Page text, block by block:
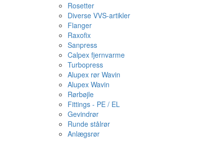
Rosetter
Diverse VVS-artikler
Flanger
Raxofix
Sanpress
Calpex fjernvarme
Turbopress
Alupex rør Wavin
Alupex Wavin
Rørbøjle
Fittings - PE / EL
Gevindrør
Runde stålrør
Anlægsrør